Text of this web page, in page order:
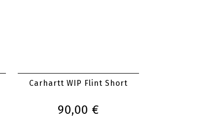
Carhartt WIP Flint Short
90,00 €